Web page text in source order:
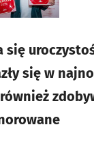
się
się w